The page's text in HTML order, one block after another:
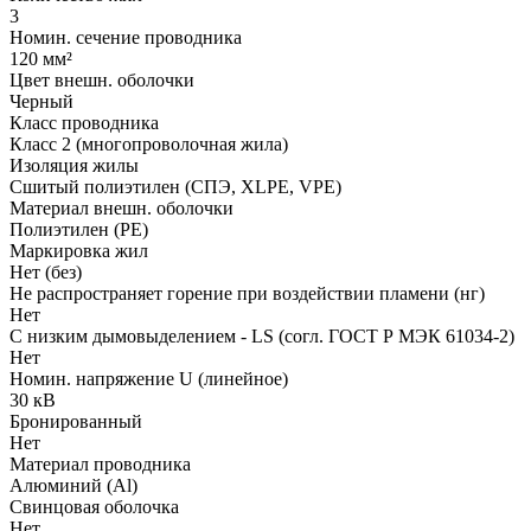
3
Номин. сечение проводника
120 мм²
Цвет внешн. оболочки
Черный
Класс проводника
Класс 2 (многопроволочная жила)
Изоляция жилы
Сшитый полиэтилен (СПЭ, XLPE, VPE)
Материал внешн. оболочки
Полиэтилен (PE)
Маркировка жил
Нет (без)
Не распространяет горение при воздействии пламени (нг)
Нет
С низким дымовыделением - LS (согл. ГОСТ Р МЭК 61034-2)
Нет
Номин. напряжение U (линейное)
30 кВ
Бронированный
Нет
Материал проводника
Алюминий (Al)
Свинцовая оболочка